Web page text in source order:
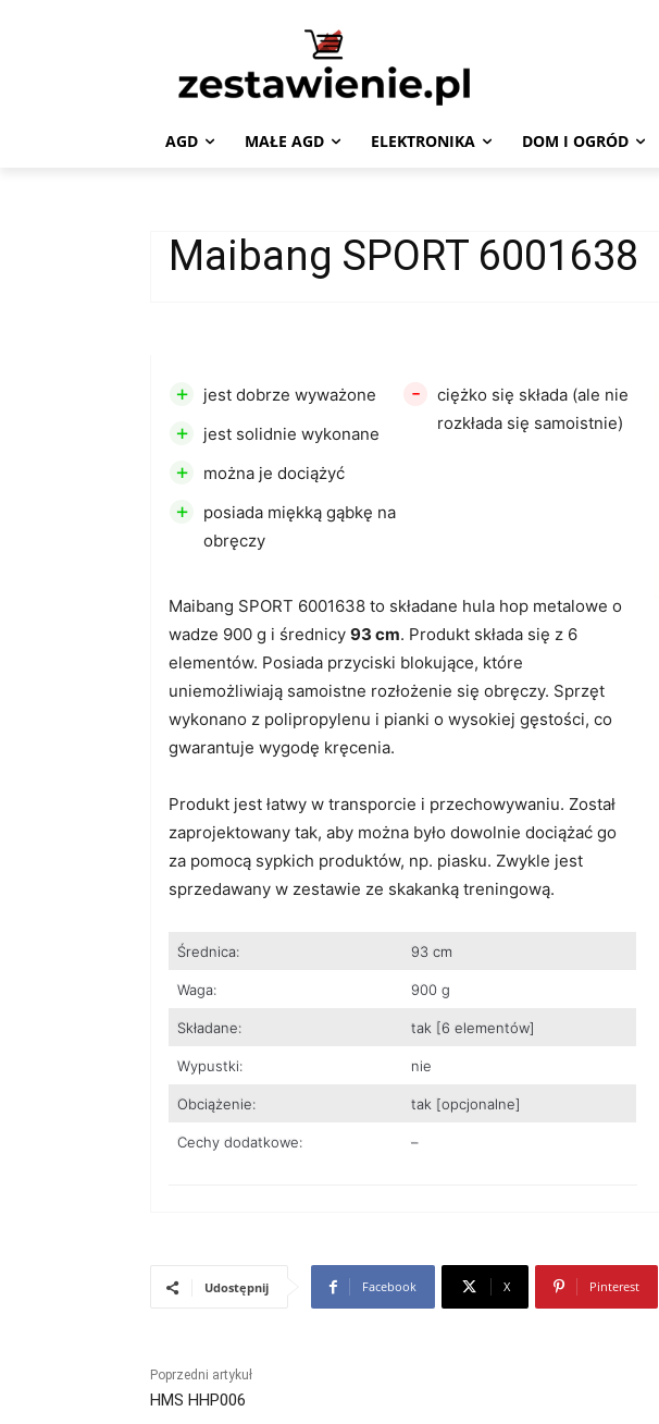
AGD MAŁE AGD ELEKTRONIKA DOM I OGRÓD
Maibang SPORT 6001638
Maibang SPORT 6001638 to składane hula hop metalowe o
wadze 900 g i średnicy 93 cm. Produkt składa się z 6
elementów. Posiada przyciski blokujące, które
uniemożliwiają samoistne rozłożenie się obręczy. Sprzęt
wykonano z polipropylenu i pianki o wysokiej gęstości, co
gwarantuje wygodę kręcenia.
Produkt jest łatwy w transporcie i przechowywaniu. Został
zaprojektowany tak, aby można było dowolnie dociążać go
za pomocą sypkich produktów, np. piasku. Zwykle jest
sprzedawany w zestawie ze skakanką treningową.
Średnica: 93 cm
Waga: 900 g
Składane: tak [6 elementów]
Wypustki: nie
Obciążenie: tak [opcjonalne]
Cechy dodatkowe: –
+ jest dobrze wyważone
+ jest solidnie wykonane
+ można je dociążyć
+
posiada miękką gąbkę na
obręczy
-
ciężko się składa (ale nie
rozkłada się samoistnie)
Udostępnij Facebook X Pinterest
Poprzedni artykuł
HMS HHP006